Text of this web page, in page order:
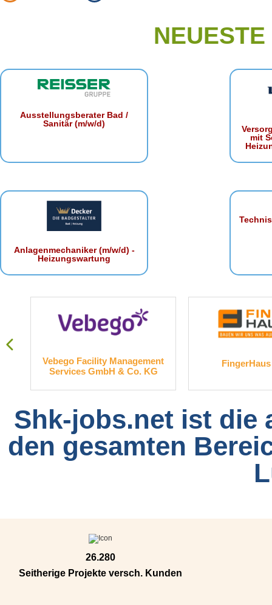
Ausstellungsberater Bad /
Sanitär (m/w/d)
mit
Anlagenmechaniker (m/w/d) -
Heizungswartung
Vebego Facility Management
Services GmbH & Co. KG
Shk-jobs.net ist die
den gesamten
26.280
Seitherige Projekte versch. Kunden